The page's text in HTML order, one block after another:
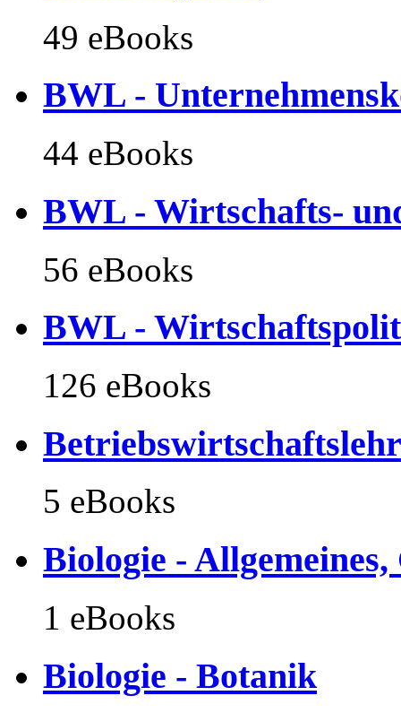
49 eBooks
BWL -
44 eBooks
BWL - Wirtschafts-
56 eBooks
BWL -
126 eBooks
5 eBooks
Biologie -
1 eBooks
Biologie - Botanik